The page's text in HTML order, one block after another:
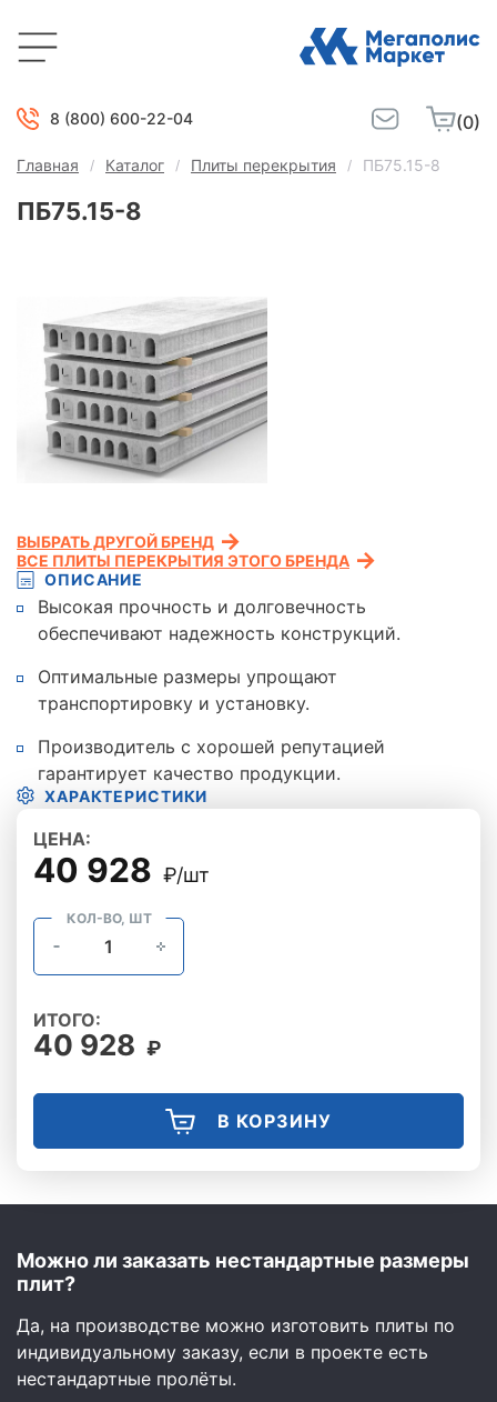
8 (800) 600-22-04 (0)
Главная Каталог Плиты перекрытия ПБ75.15-8
ПБ75.15-8
ОПИСАНИЕ
Высокая прочность и долговечность
обеспечивают надежность конструкций.
Оптимальные размеры упрощают
транспортировку и установку.
Производитель с хорошей репутацией
гарантирует качество продукции.
ХАРАКТЕРИСТИКИ
ВЫБРАТЬ ДРУГОЙ БРЕНД
ВСЕ ПЛИТЫ ПЕРЕКРЫТИЯ ЭТОГО БРЕНДА
ЦЕНА:
40 928 ₽/шт
КОЛ-ВО, ШТ
ИТОГО:
40 928 ₽
В КОРЗИНУ
Можно ли заказать нестандартные размеры
плит?
Да, на производстве можно изготовить плиты по
индивидуальному заказу, если в проекте есть
нестандартные пролёты.